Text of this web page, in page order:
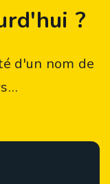
?
d'un nom de